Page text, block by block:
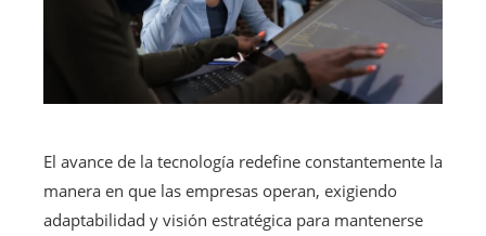
El avance de la tecnología redefine constantemente la
manera en que las empresas operan, exigiendo
adaptabilidad y visión estratégica para mantenerse